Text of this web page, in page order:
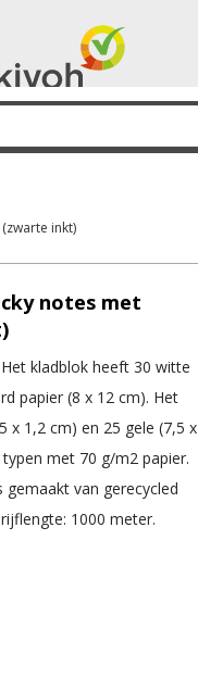
inkt)
notes met
kladblok heeft 30 witte
papier (8 x 12 cm). Het
x 1,2 cm) en 25 gele (7,5 x
met 70 g/m2 papier.
gemaakt van gerecycled
1000 meter.